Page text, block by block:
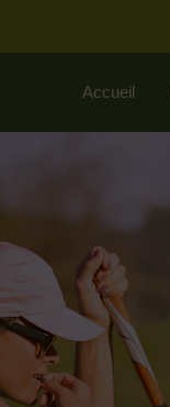
Accueil